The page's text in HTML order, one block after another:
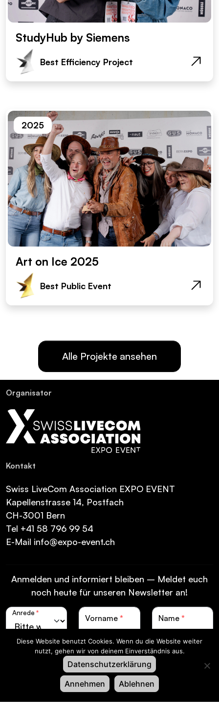
StudyHub by Siemens
Best Efficiency Project
2025
Art on Ice 2025
Best Public Event
Alle Projekte ansehen
Or­ga­ni­sa­tor
Kon­takt
Swiss LiveCom Association EXPO EVENT
Kapellenstrasse 14, Postfach
CH-3001 Bern
Tel +41 58 796 99 54
E-Mail info@expo-event.ch
Anmelden und informiert bleiben – Meldet euch
noch heute für unseren Newsletter an!
Anrede *
Vorname * Name *
Sprache *
Anmelden
Diese Website benutzt Cookies. Wenn du die Website weiter
nutzt, gehen wir von deinem Einverständnis aus.
Datenschutzerklärung
Annehmen
Ablehnen